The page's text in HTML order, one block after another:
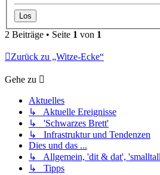
2 Beiträge • Seite 1 von 1
Zurück zu „Witze-Ecke“
Gehe zu
Aktuelles
↳ Aktuelle Ereignisse
↳ 'Schwarzes Brett'
↳ Infrastruktur und Tendenzen
Dies und das ...
↳ Allgemein, 'dit & dat',
↳ Tipps